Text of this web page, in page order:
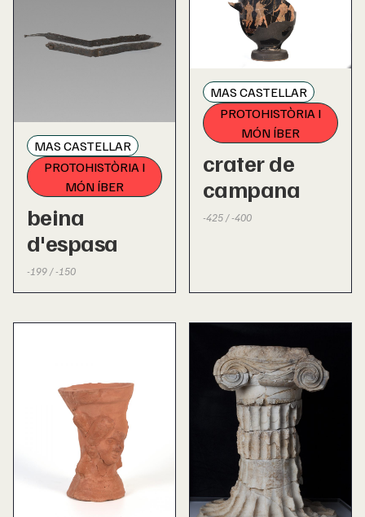
MAS CASTELLAR
PROTOHISTÒRIA I
MÓN ÍBER
beina
d'espasa
-199 / -150
MAS CASTELLAR
PROTOHISTÒRIA I
MÓN ÍBER
crater de
campana
-425 / -400